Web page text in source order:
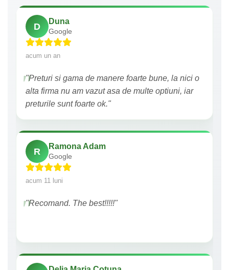
D
Duna
Google
acum un an
"Preturi si gama de manere foarte bune, la nici o
alta firma nu am vazut asa de multe optiuni, iar
preturile sunt foarte ok."
R
Ramona Adam
Google
acum 11 luni
"Recomand. The best!!!!!"